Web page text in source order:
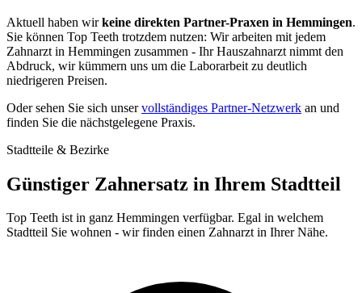
Aktuell haben wirkeine direkten Partner-Praxen in Hemmingen.
Sie können Top Teeth trotzdem nutzen: Wir arbeiten mit jedem
Zahnarzt in Hemmingen zusammen - Ihr Hauszahnarzt nimmt den
Abdruck, wir kümmern uns um die Laborarbeit zu deutlich
niedrigeren Preisen.
Oder sehen Sie sich unservollständiges Partner-Netzwerk an und
finden Sie die nächstgelegene Praxis.
Stadtteile & Bezirke
Günstiger Zahnersatz in Ihrem Stadtteil
Top Teeth ist in ganz Hemmingen verfügbar. Egal in welchem
Stadtteil Sie wohnen - wir finden einen Zahnarzt in Ihrer Nähe.